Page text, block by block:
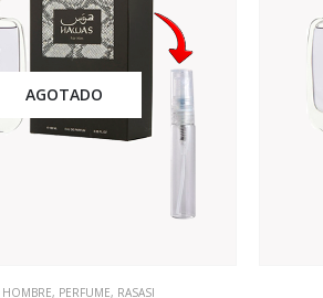
AGOTADO
HOMBRE, PERFUME, RASASI